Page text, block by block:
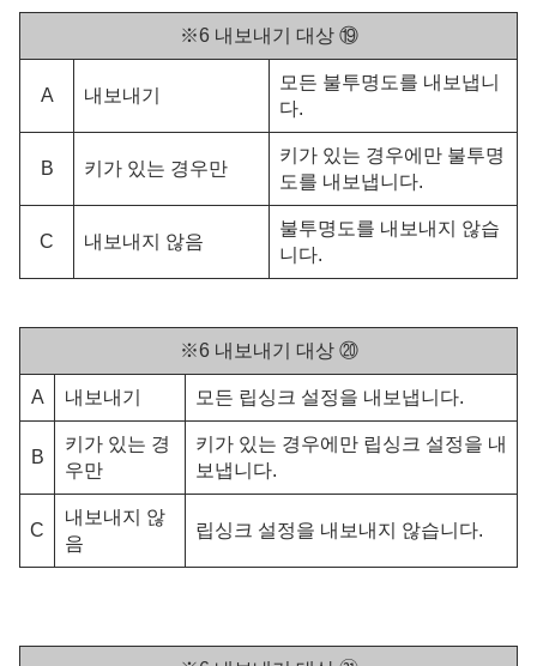
※6 내보내기 대상 ⑲
A 내보내기
모든 불투명도를 내보냅니
다.
B 키가 있는 경우만
키가 있는 경우에만 불투명
도를 내보냅니다.
C 내보내지 않음
불투명도를 내보내지 않습
니다.
※6 내보내기 대상 ⑳
A 내보내기 모든 립싱크 설정을 내보냅니다.
B
키가 있는 경
우만
키가 있는 경우에만 립싱크 설정을 내
보냅니다.
C
내보내지 않
음
립싱크 설정을 내보내지 않습니다.